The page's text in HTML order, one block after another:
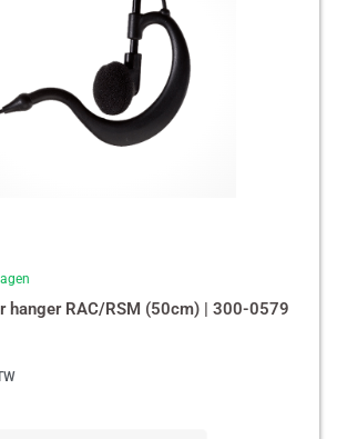
hanger RAC/RSM (50cm) | 300-0579